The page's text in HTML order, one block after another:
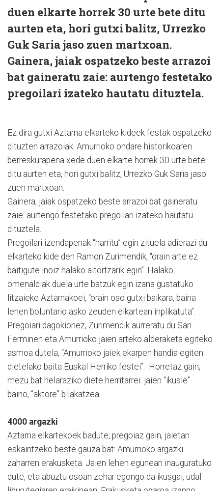
duen elkarte horrek 30 urte bete ditu
aurten eta, hori gutxi balitz, Urrezko
Guk Saria jaso zuen martxoan.
Gainera, jaiak ospatzeko beste arrazoi
bat gaineratu zaie: aurtengo festetako
pregoilari izateko hautatu dituztela.
Ez dira gutxi Aztarna elkarteko kideek festak ospatzeko
dituzten arrazoiak. Amurrioko ondare historikoaren
berreskurapena xede duen elkarte horrek 30 urte bete
ditu aurten eta, hori gutxi balitz, Urrezko Guk Saria jaso
zuen martxoan.
Gainera, jaiak ospatzeko beste arrazoi bat gaineratu
zaie: aurtengo festetako pregoilari izateko hautatu
dituztela.
Pregoilari izendapenak “harritu” egin zituela adierazi du
elkarteko kide den Ramon Zurimendik, “orain arte ez
baitigute inoiz halako aitortzarik egin”. Halako
omenaldiak duela urte batzuk egin izana gustatuko
litzaieke Aztarnakoei, “orain oso gutxi baikara, baina
lehen boluntario asko zeuden elkartean inplikatuta”.
Pregoiari dagokionez, Zurimendik aurreratu du San
Ferminen eta Amurrioko jaien arteko alderaketa egiteko
asmoa dutela, “Amurrioko jaiek ekarpen handia egiten
dietelako baita Euskal Herriko festei”. Horretaz gain,
mezu bat helaraziko diete herritarrei: jaien “ikusle”
baino, “aktore” bilakatzea.
4000 argazki
Aztarna elkartekoek badute, pregoiaz gain, jaietan
eskaintzeko beste gauza bat: Amurrioko argazki
zaharren erakusketa. Jaien lehen egunean inauguratuko
dute, eta abuztu osoan zehar egongo da ikusgai, udal-